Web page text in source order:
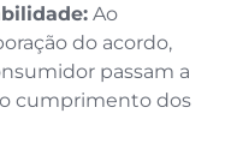
Ao
do acordo,
passam a
cumprimento dos